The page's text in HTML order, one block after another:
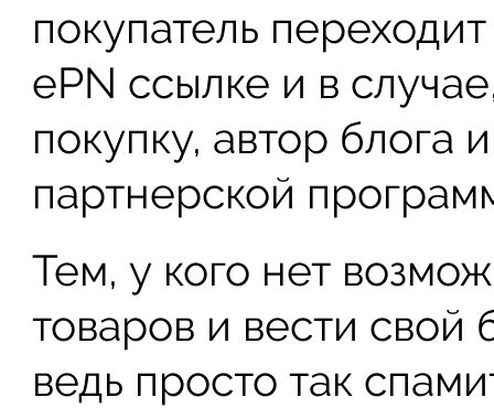
покупатель
ePN ссылке и в
покупку, автор блога
партнерской
Тем, у кого нет
товаров и вести свой
ведь просто так